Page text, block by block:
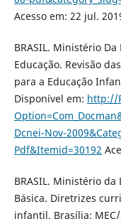
Acesso em: 22 jul.
BRASIL. Ministério
Educação. Revisão
para a Educação
Disponível em: http://
Dcnei-Nov-
Pdf&Itemid=30192
BRASIL. Ministério da
Básica. Diretrizes
infantil. Brasília: